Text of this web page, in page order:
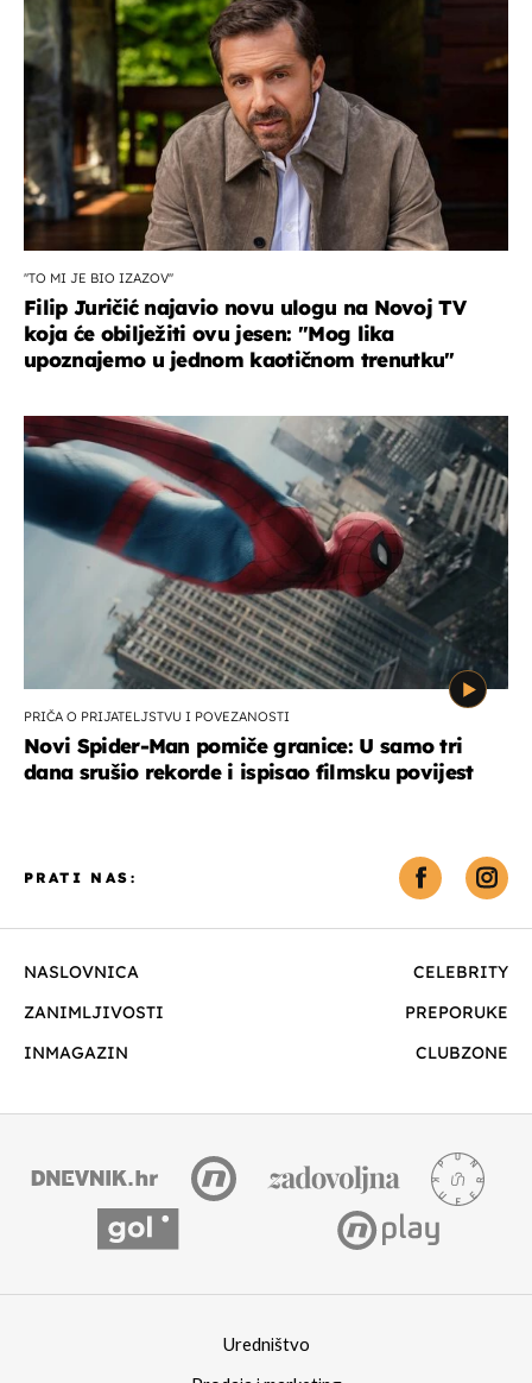
''TO MI JE BIO IZAZOV''
Filip Juričić najavio novu ulogu na Novoj TV
koja će obilježiti ovu jesen: ''Mog lika
upoznajemo u jednom kaotičnom trenutku''
PRIČA O PRIJATELJSTVU I POVEZANOSTI
Novi Spider-Man pomiče granice: U samo tri
dana srušio rekorde i ispisao filmsku povijest
NASLOVNICA
CELEBRITY
ZANIMLJIVOSTI
PREPORUKE
INMAGAZIN
CLUBZONE
PRATI NAS:
Uredništvo